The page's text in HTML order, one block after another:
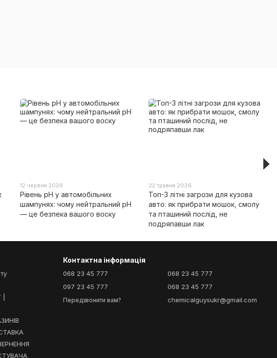
12 червня 2026
Рівень pH у автомобільних
шампунях: чому нейтральний pH
— це безпека вашого воску
22 травня 2026
Топ-3 літні загрози для кузова
авто: як прибрати мошок, смолу
та пташиний послід, не
подряпавши лак
Контактна інформація
068 23 45 777
097 23 45 777
Передзвонити вам?
068 23 45 777
068 23 45 777
chemicalguysukr@gmail.com